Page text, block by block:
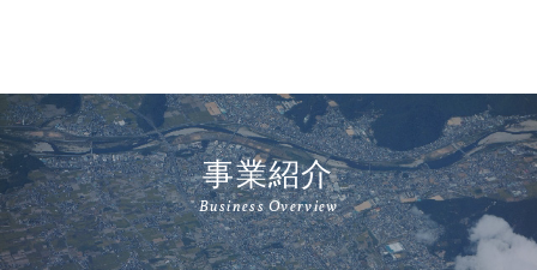
事業紹介
Business Overview